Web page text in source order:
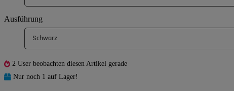
Ausführung
Schwarz
2 User beobachten diesen Artikel gerade
Nur noch 1 auf Lager!